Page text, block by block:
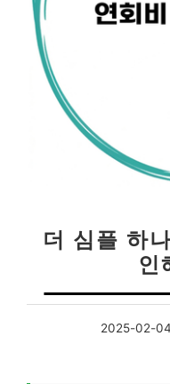
더 심플 하
인
2025-02-04